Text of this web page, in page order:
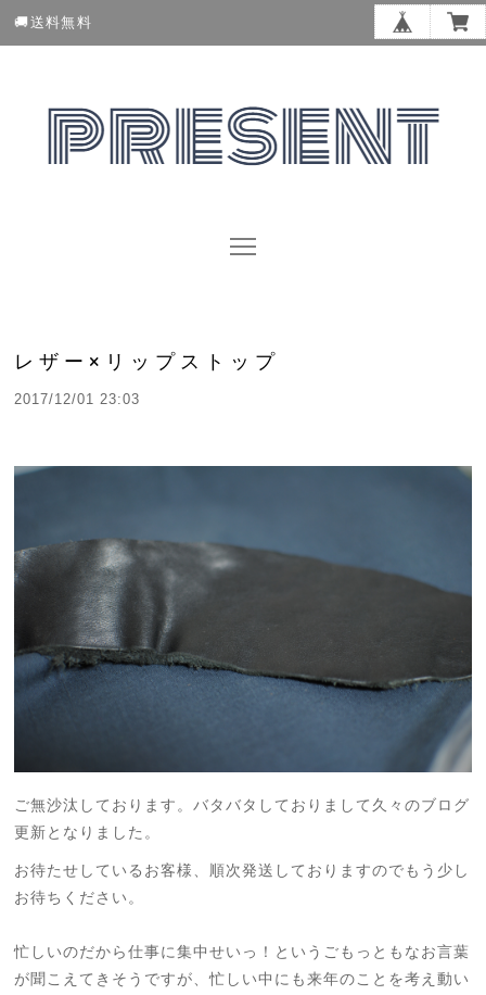
🚚送料無料
レザー×リップストップ
2017/12/01 23:03
ご無沙汰しております。バタバタしておりまして久々のブログ
更新となりました。
お待たせしているお客様、順次発送しておりますのでもう少し
お待ちください。
忙しいのだから仕事に集中せいっ！というごもっともなお言葉
が聞こえてきそうですが、忙しい中にも来年のことを考え動い